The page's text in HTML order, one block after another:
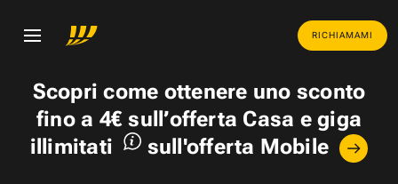
RICHIAMAMI
Scopri come ottenere uno sconto
fino a 4€ sull’offerta Casa egiga
illimitati
sull'offerta Mobile